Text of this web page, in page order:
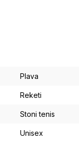
Plava
Reketi
Stoni tenis
Unisex